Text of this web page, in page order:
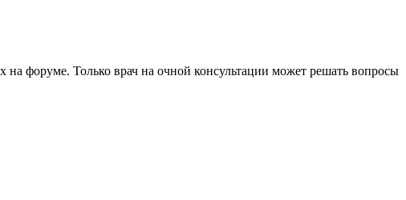
форуме. Только врач на очной консультации может решать вопросы